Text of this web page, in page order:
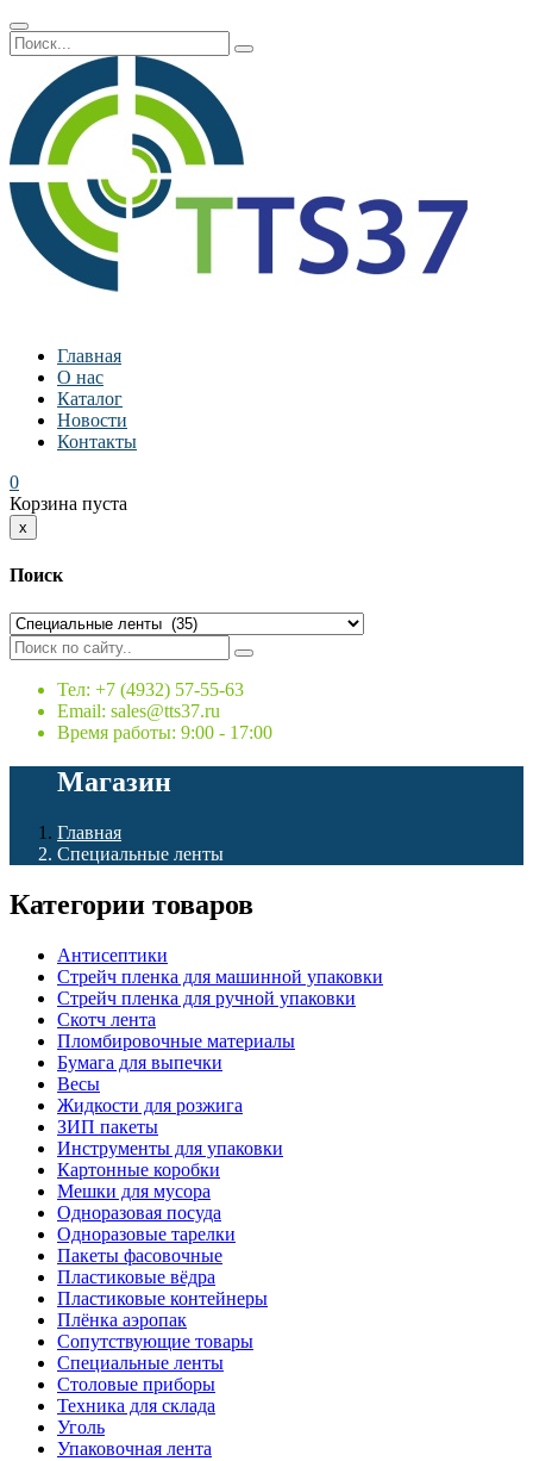
Главная
О нас
Каталог
Новости
Контакты
0
Корзина пуста
x
Поиск
Тел: +7 (4932) 57-55-63
Email: sales@tts37.ru
Время работы: 9:00 - 17:00
Магазин
Главная
Специальные ленты
Категории товаров
Антисептики
Стрейч пленка для машинной упаковки
Стрейч пленка для ручной упаковки
Скотч лента
Пломбировочные материалы
Бумага для выпечки
Весы
Жидкости для розжига
ЗИП пакеты
Инструменты для упаковки
Картонные коробки
Мешки для мусора
Одноразовая посуда
Одноразовые тарелки
Пакеты фасовочные
Пластиковые вёдра
Пластиковые контейнеры
Плёнка аэропак
Сопутствующие товары
Специальные ленты
Столовые приборы
Техника для склада
Уголь
Упаковочная лента